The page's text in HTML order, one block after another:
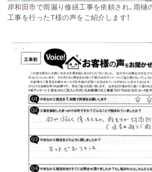
岸和田市で雨漏り修繕工事を依頼され、雨樋
工事を行ったT様の声をご紹介します！